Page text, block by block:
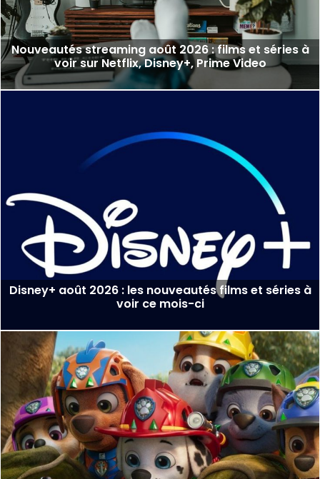
Nouveautés streaming août 2026 : films et séries à
voir sur Netflix, Disney+, Prime Video
Disney+ août 2026 : les nouveautés films et séries à
voir ce mois-ci